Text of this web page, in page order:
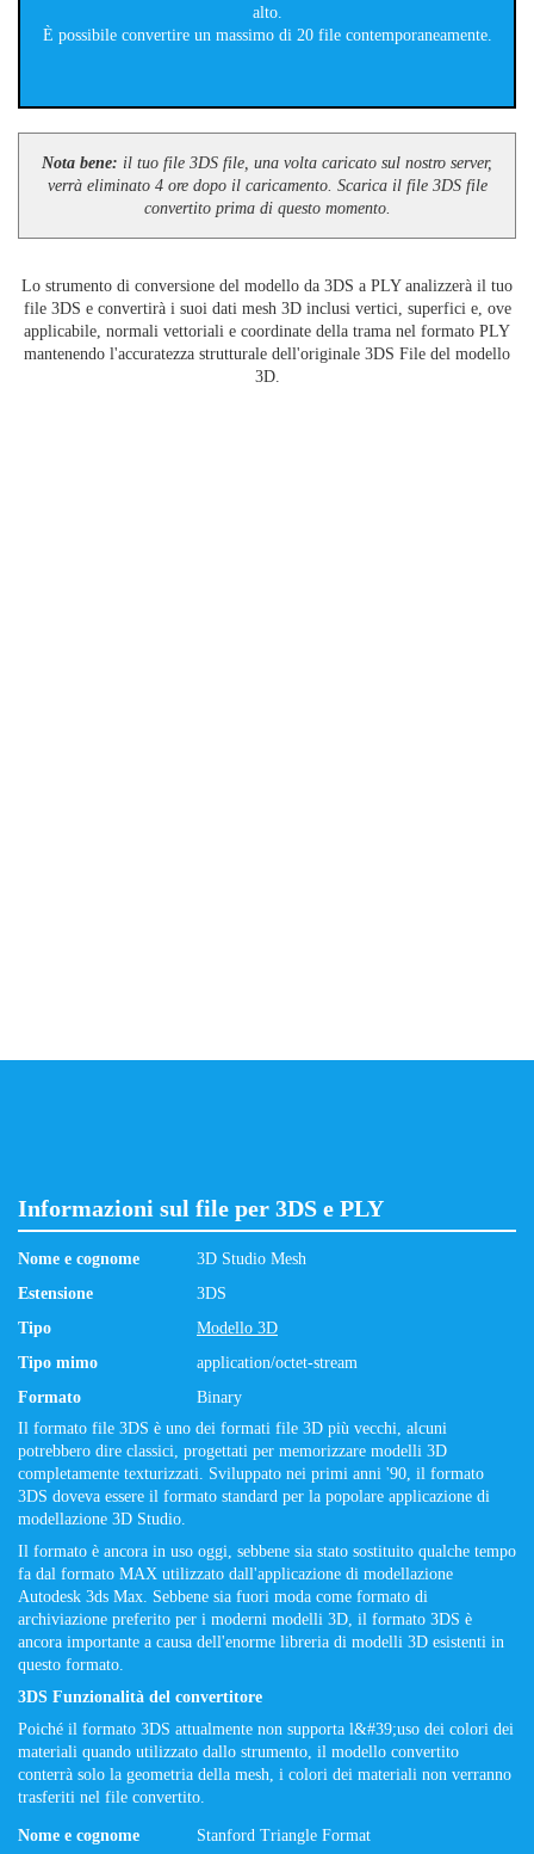
alto.
È possibile convertire un massimo di 20 file contemporaneamente.
Nota bene: il tuo file 3DS file, una volta caricato sul nostro server,
verrà eliminato 4 ore dopo il caricamento. Scarica il file 3DS file
convertito prima di questo momento.
Lo strumento di conversione del modello da 3DS a PLY analizzerà il tuo
file 3DS e convertirà i suoi dati mesh 3D inclusi vertici, superfici e, ove
applicabile, normali vettoriali e coordinate della trama nel formato PLY
mantenendo l'accuratezza strutturale dell'originale 3DS File del modello
3D.
Informazioni sul file per 3DS e PLY
Nome e cognome
3D Studio Mesh
Estensione
3DS
Tipo
Modello 3D
Tipo mimo
application/octet-stream
Formato
Binary
Il formato file 3DS è uno dei formati file 3D più vecchi, alcuni
potrebbero dire classici, progettati per memorizzare modelli 3D
completamente texturizzati. Sviluppato nei primi anni '90, il formato
3DS doveva essere il formato standard per la popolare applicazione di
modellazione 3D Studio.
Il formato è ancora in uso oggi, sebbene sia stato sostituito qualche tempo
fa dal formato MAX utilizzato dall'applicazione di modellazione
Autodesk 3ds Max. Sebbene sia fuori moda come formato di
archiviazione preferito per i moderni modelli 3D, il formato 3DS è
ancora importante a causa dell'enorme libreria di modelli 3D esistenti in
questo formato.
3DS Funzionalità del convertitore
Poiché il formato 3DS attualmente non supporta l&#39;uso dei colori dei
materiali quando utilizzato dallo strumento, il modello convertito
conterrà solo la geometria della mesh, i colori dei materiali non verranno
trasferiti nel file convertito.
Nome e cognome
Stanford Triangle Format